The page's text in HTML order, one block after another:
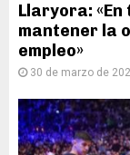
Llaryora:
mantener la
empleo»
30 de marzo de